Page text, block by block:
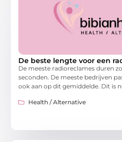
De beste lengte voor een
De meeste radioreclames duren
seconden. De meeste bedrijven
ook aan op dit gemiddelde. Dit is
Health / Alternative